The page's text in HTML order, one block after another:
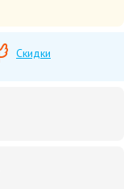
Скидки